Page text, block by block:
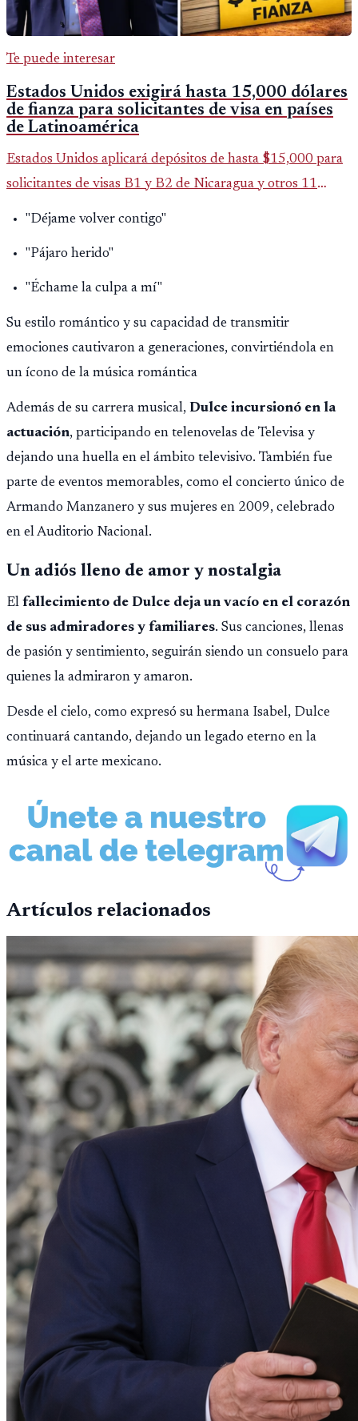
Te puede interesar
Estados Unidos exigirá hasta 15,000 dólares
de fianza para solicitantes de visa en países
de Latinoamérica
Estados Unidos aplicará depósitos de hasta $15,000 para
solicitantes de visas B1 y B2 de Nicaragua y otros 11
países. La medida afecta a más de 50 naciones bajo nuevas
"Déjame volver contigo"
"Pájaro herido"
"Échame la culpa a mí"
Su estilo romántico y su capacidad de transmitir
emociones cautivaron a generaciones, convirtiéndola en
un ícono de la música romántica
Además de su carrera musical, Dulce incursionó en la
actuación, participando en telenovelas de Televisa y
dejando una huella en el ámbito televisivo. También fue
parte de eventos memorables, como el concierto único de
Armando Manzanero y sus mujeres en 2009, celebrado
en el Auditorio Nacional.
Un adiós lleno de amor y nostalgia
El fallecimiento de Dulce deja un vacío en el corazón
de sus admiradores y familiares. Sus canciones, llenas
de pasión y sentimiento, seguirán siendo un consuelo para
quienes la admiraron y amaron.
Desde el cielo, como expresó su hermana Isabel, Dulce
continuará cantando, dejando un legado eterno en la
música y el arte mexicano.
Artículos relacionados